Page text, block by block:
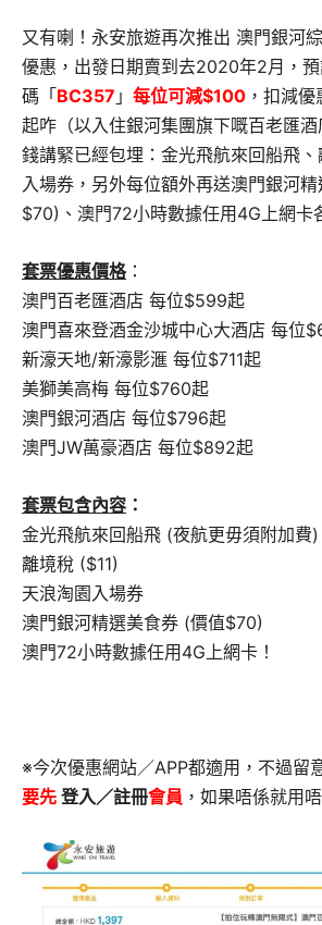
又有喇！永安旅遊再次推出 澳門銀河
優惠，出發日期賣到去2020年2月，
碼「BC357 」 每位可減$100 ，扣減
起咋（以入住銀河集團旗下嘅百老匯
錢講緊已經包埋：金光飛航來回船飛
入場券，另外每位額外再送澳門銀河
$70)、澳門72小時數據任用4G上網卡
套票優惠價格：
澳門百老匯酒店 每位$599起
澳門喜來登酒金沙城中心大酒店 每位
新濠天地/新濠影滙 每位$711起
美獅美高梅 每位$760起
澳門銀河酒店 每位$796起
澳門JW萬豪酒店 每位$892起
套票包含內容 ：
金光飛航來回船飛 (夜航更毋須附加費)
離境稅 ($11)
天浪淘園入場券
澳門銀河精選美食券 (價值$70)
澳門72小時數據任用4G上網卡！
※今次優惠網站／APP都適用，不過留
要先 登入／註冊會員 ，如果唔係就用